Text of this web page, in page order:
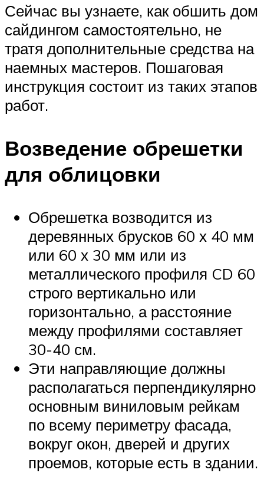
Сейчас вы узнаете, как обшить дом
сайдингом самостоятельно, не
тратя дополнительные средства на
наемных мастеров. Пошаговая
инструкция состоит из таких этапов
работ.
Возведение обрешетки
для облицовки
Обрешетка возводится из
деревянных брусков 60 х 40 мм
или 60 х 30 мм или из
металлического профиля CD 60
строго вертикально или
горизонтально, а расстояние
между профилями составляет
30-40 см.
Эти направляющие должны
располагаться перпендикулярно
основным виниловым рейкам
по всему периметру фасада,
вокруг окон, дверей и других
проемов, которые есть в здании.